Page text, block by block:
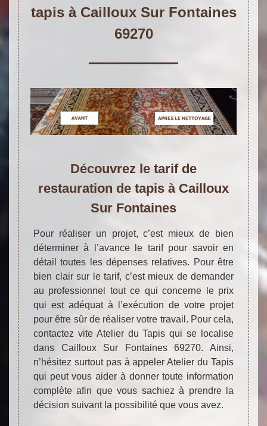
tapis à Cailloux Sur Fontaines
69270
Découvrez le tarif de
restauration de tapis à Cailloux
Sur Fontaines
Pour réaliser un projet, c’est mieux de bien
déterminer à l’avance le tarif pour savoir en
détail toutes les dépenses relatives. Pour être
bien clair sur le tarif, c’est mieux de demander
au professionnel tout ce qui concerne le prix
qui est adéquat à l’exécution de votre projet
pour être sûr de réaliser votre travail. Pour cela,
contactez vite Atelier du Tapis qui se localise
dans Cailloux Sur Fontaines 69270. Ainsi,
n’hésitez surtout pas à appeler Atelier du Tapis
qui peut vous aider à donner toute information
complète afin que vous sachiez à prendre la
décision suivant la possibilité que vous avez.